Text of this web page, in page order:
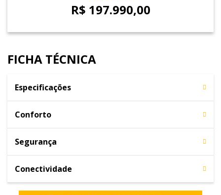
R$ 197.990,00
FICHA TÉCNICA
Especificações
Conforto
Segurança
Conectividade